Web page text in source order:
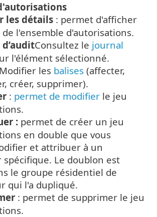
les détails : permet d'afficher
de l'ensemble d'autorisations.
Consultez le journal
l'élément sélectionné.
Modifier les balises (affecter,
créer, supprimer).
: permet de modifier le jeu
: permet de créer un jeu
en double que vous
et attribuer à un
Le doublon est
le groupe résidentiel de
qui l'a dupliqué.
: permet de supprimer le jeu